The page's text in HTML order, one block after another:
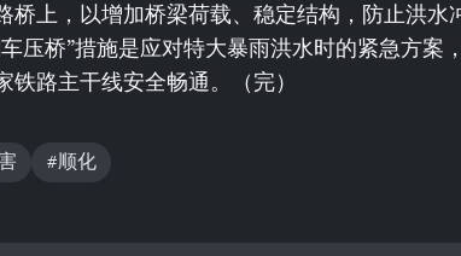
桥上，以增加桥梁荷载、稳定结构，防止洪水
压桥”措施是应对特大暴雨洪水时的紧急方案
路主干线安全畅通。（完）
#顺化